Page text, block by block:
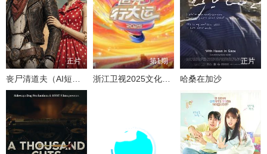
正片
丧尸清道夫（AI短片）
第1期
浙江卫视2025文化开年·追光行大运
正片
哈桑在加沙